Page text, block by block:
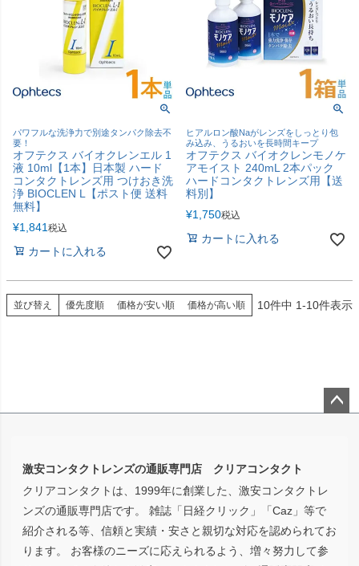
パワフルな洗浄力で別途タンパク除去不
要！
オフテクス バイオクレンエル 1
液 10ml【1本】日本製 ハード
コンタクトレンズ用 つけおき洗
浄 BIOCLEN L【ポスト便 送料
無料】
¥1,841税込
カートに入れる
ヒアルロン酸Naがレンズをしっとり包
み込み、うるおいを長時間キープ
オフテクス バイオクレンモノケ
アモイスト 240mL 2本パック
ハードコンタクトレンズ用【送
料別】
¥1,750税込
カートに入れる
並び替え 優先度順 価格が安い順 価格が高い順 10件中 1-10件表示
激安コンタクトレンズの通販専門店 クリアコンタクト
クリアコンタクトは、1999年に創業した、激安コンタクトレ
ンズの通販専門店です。 雑誌「日経クリック」「Caz」等で
紹介される等、信頼と実績・安さと親切な対応を認められてお
ります。 お客様のニーズに応えられるよう、増々努力して参